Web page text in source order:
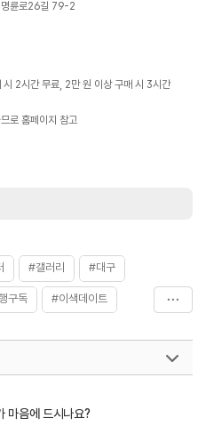
명륜로26길 79-2
시 2시간 무료, 2만 원 이상 구매 시 3시간
로 홈페이지 참고
#갤러리 #대구
구독 #이색데이트
마음에 드시나요?